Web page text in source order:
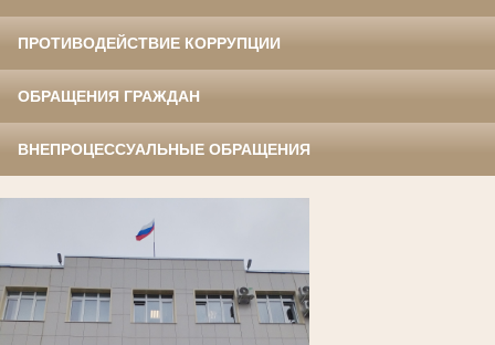
ПРОТИВОДЕЙСТВИЕ КОРРУПЦИИ
ОБРАЩЕНИЯ ГРАЖДАН
ВНЕПРОЦЕССУАЛЬНЫЕ ОБРАЩЕНИЯ